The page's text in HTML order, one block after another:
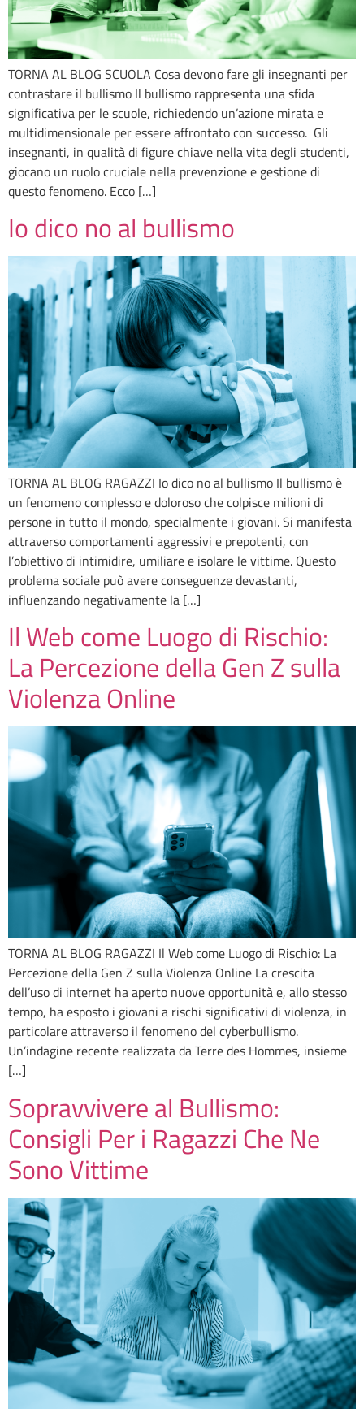
TORNA AL BLOG SCUOLA Cosa devono fare gli insegnanti per
contrastare il bullismo Il bullismo rappresenta una sfida
significativa per le scuole, richiedendo un’azione mirata e
multidimensionale per essere affrontato con successo. Gli
insegnanti, in qualità di figure chiave nella vita degli studenti,
giocano un ruolo cruciale nella prevenzione e gestione di
questo fenomeno. Ecco […]
Io dico no al bullismo
TORNA AL BLOG RAGAZZI Io dico no al bullismo Il bullismo è
un fenomeno complesso e doloroso che colpisce milioni di
persone in tutto il mondo, specialmente i giovani. Si manifesta
attraverso comportamenti aggressivi e prepotenti, con
l’obiettivo di intimidire, umiliare e isolare le vittime. Questo
problema sociale può avere conseguenze devastanti,
influenzando negativamente la […]
Il Web come Luogo di Rischio:
La Percezione della Gen Z sulla
Violenza Online
TORNA AL BLOG RAGAZZI Il Web come Luogo di Rischio: La
Percezione della Gen Z sulla Violenza Online La crescita
dell’uso di internet ha aperto nuove opportunità e, allo stesso
tempo, ha esposto i giovani a rischi significativi di violenza, in
particolare attraverso il fenomeno del cyberbullismo.
Un’indagine recente realizzata da Terre des Hommes, insieme
[…]
Sopravvivere al Bullismo:
Consigli Per i Ragazzi Che Ne
Sono Vittime